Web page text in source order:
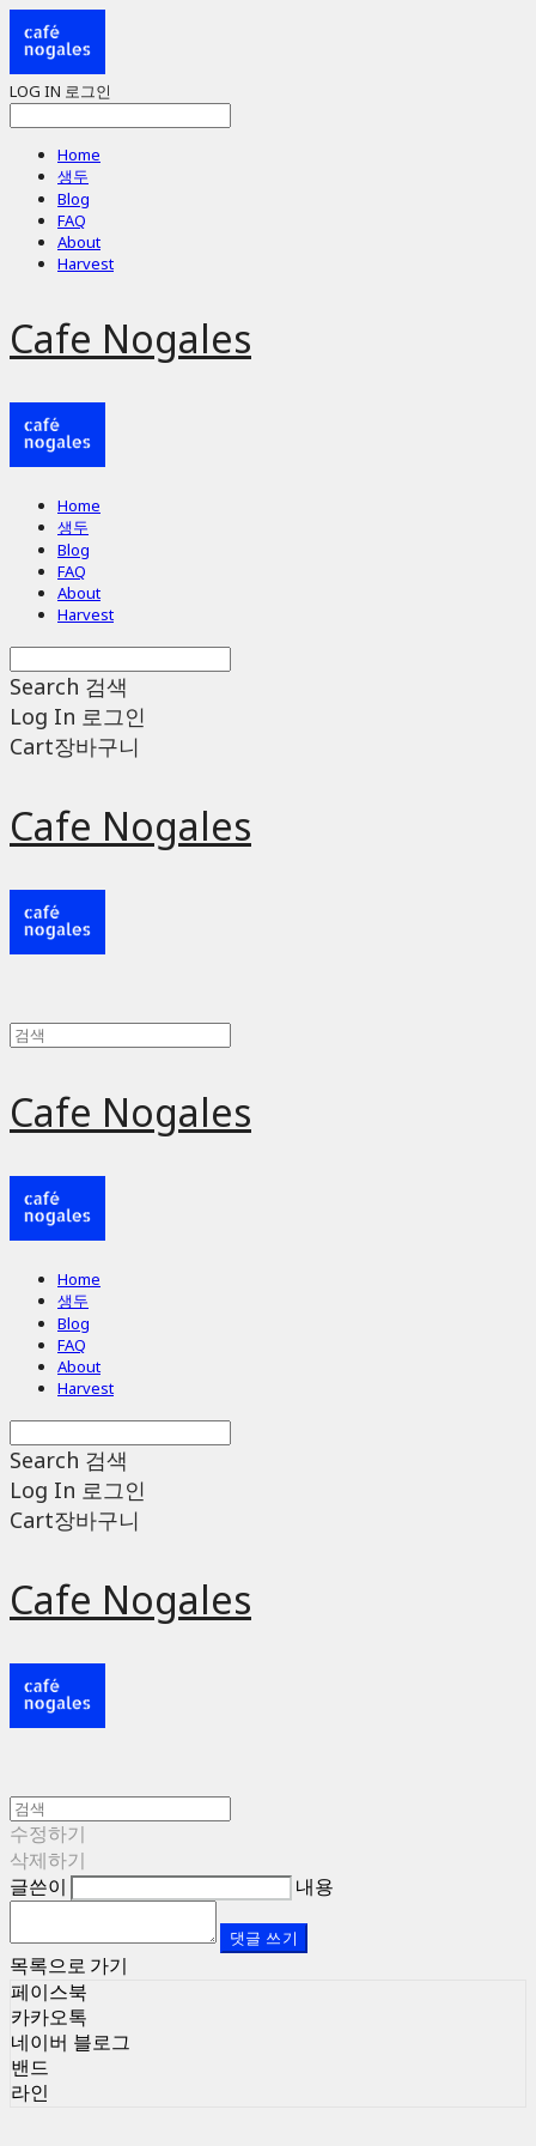
LOG IN 로그인
Home
생두
Blog
FAQ
About
Harvest
Cafe Nogales
Home
생두
Blog
FAQ
About
Harvest
Search 검색
Log In 로그인
Cart장바구니
Cafe Nogales
Cafe Nogales
Home
생두
Blog
FAQ
About
Harvest
Search 검색
Log In 로그인
Cart장바구니
Cafe Nogales
수정하기
삭제하기
글쓴이
내용
댓글 쓰기
목록으로 가기
페이스북
카카오톡
네이버 블로그
밴드
라인